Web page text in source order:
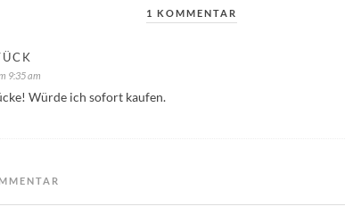
1 KOMMENTAR
9:35 am
Würde ich sofort kaufen.